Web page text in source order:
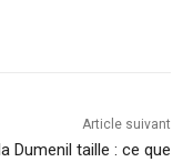
Article suivant
Dumenil taille : ce que